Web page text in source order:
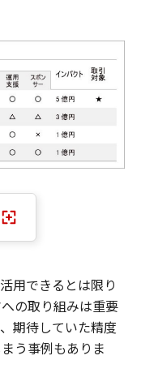
用できるとは限り
の取り組みは重要
期待していた精度
う事例もありま